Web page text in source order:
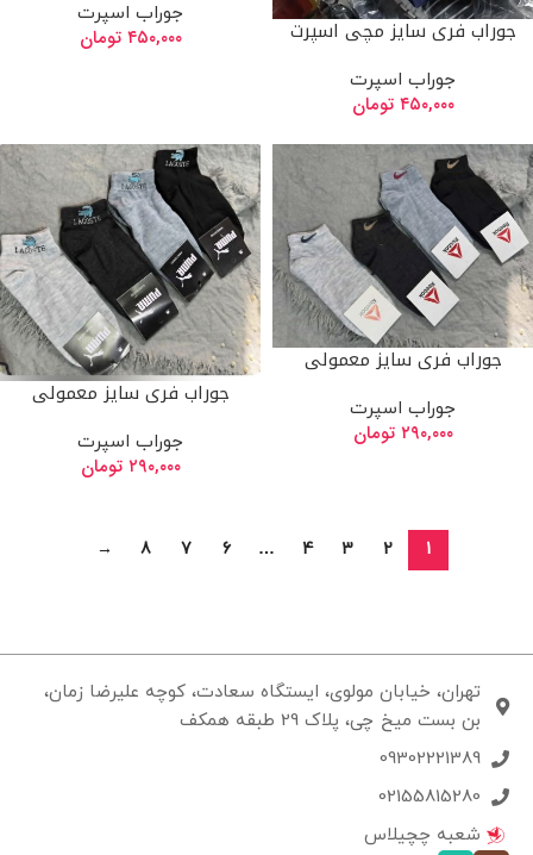
جوراب فری سایز مچی اسپرت
جوراب اسپرت
۴۵۰,۰۰۰ تومان
جوراب اسپرت
۴۵۰,۰۰۰ تومان
جوراب فری سایز معمولی
جوراب اسپرت
۲۹۰,۰۰۰ تومان
جوراب فری سایز معمولی
جوراب اسپرت
۲۹۰,۰۰۰ تومان
1
2
3
4
…
6
7
8
→
تهران، خیابان مولوی، ایستگاه سعادت، کوچه علیرضا زمان،
بن بست میخ چی، پلاک 29 طبقه همکف
09302221389
02155815280
شعبه چچیلاس